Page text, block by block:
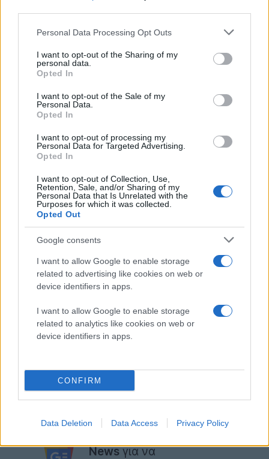
Please note that this website/app uses one or more Google
not limited to your visit or usage behaviour. You may click to
grant or deny consent to Google and its third-party tags to
use your data for below specified purposes in below Google
consent section.
Personal Data Processing Opt Outs
I want to opt-out of the Sharing of my
personal data.
Opted In
I want to opt-out of the Sale of my
Personal Data.
Opted In
I want to opt-out of processing my
Personal Data for Targeted Advertising.
Opted In
I want to opt-out of Collection, Use,
Retention, Sale, and/or Sharing of my
Personal Data that Is Unrelated with the
Purposes for which it was collected.
Opted Out
Google consents
I want to allow Google to enable storage
related to advertising like cookies on web or
device identifiers in apps.
I want to allow Google to enable storage
related to analytics like cookies on web or
device identifiers in apps.
CONFIRM
Data Deletion Data Access Privacy Policy
Εάν κυκλοφορούσε, το τηλέφωνο -με κωδικό όνομα
WindsorNot- θα είχε παρόμοια χαρακτηριστικά με το
λειτουργικό σύστημα webOS 3.x. Αρχικά ήταν
προγραμματισμένο να κυκλοφορήσει κατά τα τέλη
του 2011, μια σειρά καθυστερήσεων όμως ανέβαλε
Τελικά η AT&T έχασε το ενδιαφέρον της για το
smartphone της HP (κυρίως λόγω της απουσίας LTE)
Ακολουθήστε το
Newsγια να